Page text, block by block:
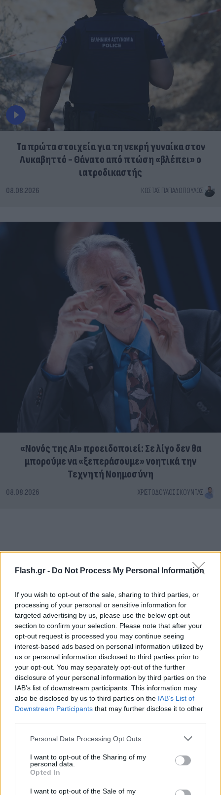
Flash.gr - Do Not Process My Personal Information
If you wish to opt-out of the sale, sharing to third parties, or
processing of your personal or sensitive information for
targeted advertising by us, please use the below opt-out
section to confirm your selection. Please note that after your
opt-out request is processed you may continue seeing
interest-based ads based on personal information utilized by
us or personal information disclosed to third parties prior to
your opt-out. You may separately opt-out of the further
disclosure of your personal information by third parties on the
IAB’s list of downstream participants. This information may
also be disclosed by us to third parties on the IAB’s List of
Downstream Participants that may further disclose it to other
Please note that this website/app uses one or more Google
not limited to your visit or usage behaviour. You may click to
grant or deny consent to Google and its third-party tags to
use your data for below specified purposes in below Google
consent section.
Personal Data Processing Opt Outs
I want to opt-out of the Sharing of my
personal data.
Opted In
I want to opt-out of the Sale of my
Τα πρώτα στοιχεία για τη νεκρή γυναίκα στον
Λυκαβηττό - Θάνατο από πτώση «βλέπει» ο
ιατροδικαστής
08.08.2026 ΚΏΣΤΑΣ ΠΑΠΑΔΌΠΟΥΛΟΣ
«Νονός της AI» προειδοποιεί: Σε λίγο δεν θα
μπορούμε να «ξεπεράσουμε» νοητικά την
Τεχνητή Νοημοσύνη
08.08.2026 ΧΡΙΣΤΌΔΟΥΛΟΣ ΣΚΟΎΝΤΑΣ